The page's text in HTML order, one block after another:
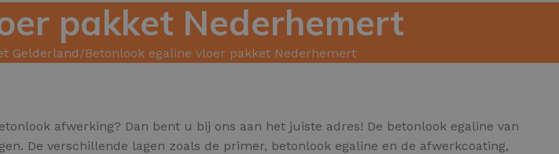
pakket Nederhemert
Gelderland Betonlook egaline vloer pakket Nederhemert
afwerking? Dan bent u bij ons aan het juiste adres! De betonlook egaline van
De verschillende lagen zoals de primer, betonlook egaline en de afwerkcoating,